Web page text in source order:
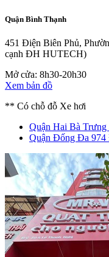
Quận Bình Thạnh
451 Điện Biên Phủ,
cạnh ĐH HUTECH)
Mở cửa: 8h30-20h30
Xem bản đồ
** Có chỗ đỗ Xe hơi
Quận Hai Bà Trưng
Quận Đống Đa 974